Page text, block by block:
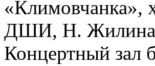
«Климовчанка»,
ДШИ, Н.
Концертный зал